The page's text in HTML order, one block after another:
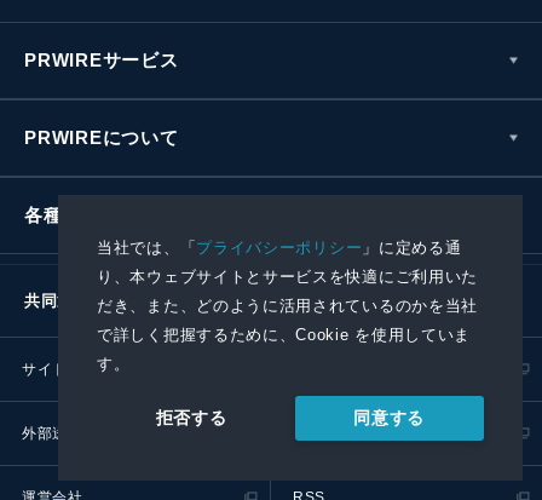
当社では、「プライバシーポリシー 」に定める通
り、本ウェブサイトとサービスを快適にご利用いた
だき、また、どのように活用されているのかを当社
で詳しく把握するために、Cookie を使用していま
す。
拒否する 同意する
PRWIREサービス
PRWIREについて
各種お問い合わせ
共同通信社グループ
サイトポリシー
外部送信ポリシー プレスリリース取扱基準